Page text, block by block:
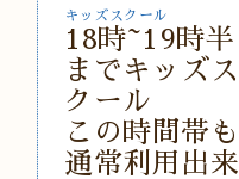
キッズスクール
18時~19時半
までキッズス
クール
この時間帯も
通常利用出来